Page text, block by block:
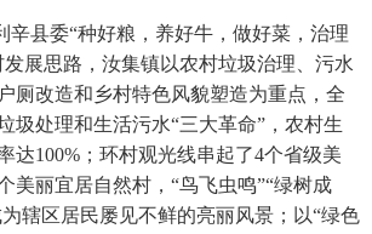
县委“种好粮，养好牛，做好菜，治理
展思路，汝集镇以农村垃圾治理、污水
厕改造和乡村特色风貌塑造为重点，全
圾处理和生活污水“三大革命”，农村生
达100%；环村观光线串起了4个省级美
美丽宜居自然村，“鸟飞虫鸣”“绿树成
辖区居民屡见不鲜的亮丽风景；以“绿色